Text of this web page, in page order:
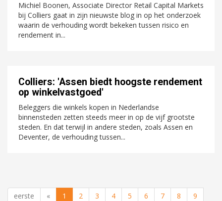
Michiel Boonen, Associate Director Retail Capital Markets
bij Colliers gaat in zijn nieuwste blog in op het onderzoek
waarin de verhouding wordt bekeken tussen risico en
rendement in...
Colliers: 'Assen biedt hoogste rendement
op winkelvastgoed'
Beleggers die winkels kopen in Nederlandse
binnensteden zetten steeds meer in op de vijf grootste
steden. En dat terwijl in andere steden, zoals Assen en
Deventer, de verhouding tussen...
eerste « 1 2 3 4 5 6 7 8
9